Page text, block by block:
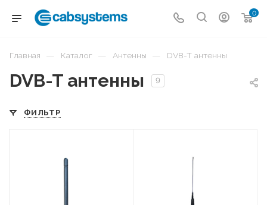
0
Главная — Каталог — Антенны — DVB-T антенны
DVB-T антенны 9
ФИЛЬТР